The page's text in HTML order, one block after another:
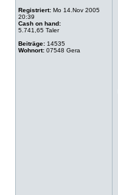
Registriert: Mo 14.Nov 2005
20:39
Cash on hand:
5.741,65 Taler
Beiträge: 14535
Wohnort: 07548 Gera